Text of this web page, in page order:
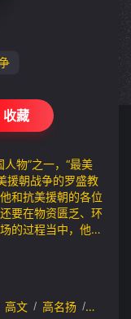
收藏
物”之一，“最美
援朝战争的罗盛教
和抗美援朝的各位
要在物资匮乏、环
的过程当中，他和
常训练时，罗盛教
天气，罗盛教想
气将孩童托起，最
都在保家卫国的
高文 / 高名扬 / 曹羽